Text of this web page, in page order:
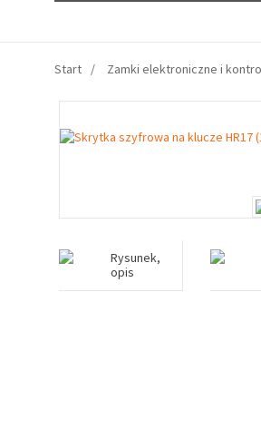
Start Zamki elektroniczne i
Rysunek,
opis